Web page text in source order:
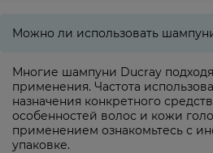
Можно ли использовать
Многие шампуни Ducray
применения. Частота
назначения конкретного
особенностей волос и кожи
применением ознакомьтесь с
упаковке.